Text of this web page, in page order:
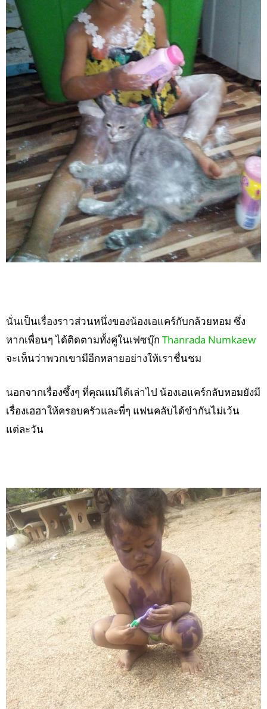
นั่นเป็นเรื่องราวส่วนหนึ่งของน้องเอแคร์กับกล้วยหอม ซึ่ง
หากเพื่อนๆ ได้ติดตามทั้งคู่ในเฟซบุ๊ก Thanrada Numkaew
จะเห็นว่าพวกเขามีอีกหลายอย่างให้เราชื่นชม
นอกจากเรื่องซึ้งๆ ที่คุณแม่ได้เล่าไป น้องเอแคร์กลับหอมยังมี
เรื่องเฮฮาให้ครอบครัวและพี่ๆ แฟนคลับได้ขำกันไม่เว้น
แต่ละวัน